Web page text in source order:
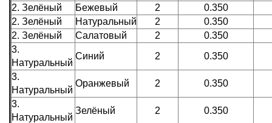
2. Зелёный
Бежевый 2
0.350
2. Зелёный
Натуральный 2
0.350
2. Зелёный
Салатовый 2
0.350
3.
Натуральный
Синий 2
0.350
3.
Натуральный
Оранжевый 2
0.350
3.
Натуральный
Зелёный 2
0.350